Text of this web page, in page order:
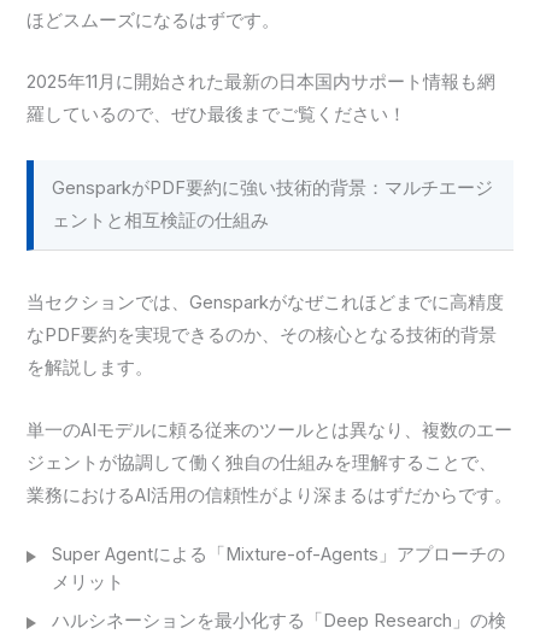
ほどスムーズになるはずです。
2025年11月に開始された最新の日本国内サポート情報も網
羅しているので、ぜひ最後までご覧ください！
GensparkがPDF要約に強い技術的背景：マルチエージ
ェントと相互検証の仕組み
当セクションでは、Gensparkがなぜこれほどまでに高精度
なPDF要約を実現できるのか、その核心となる技術的背景
を解説します。
単一のAIモデルに頼る従来のツールとは異なり、複数のエー
ジェントが協調して働く独自の仕組みを理解することで、
業務におけるAI活用の信頼性がより深まるはずだからです。
Super Agentによる「Mixture-of-Agents」アプローチの
メリット
ハルシネーションを最小化する「Deep Research」の検